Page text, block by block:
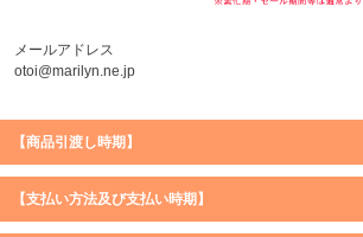
メールアドレス
otoi@marilyn.ne.jp
【商品引渡し時期】
【支払い方法及び支払い時期】